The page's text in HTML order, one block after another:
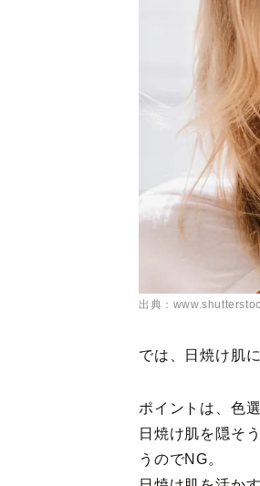
出典：
では、日焼け肌
ポイントは、色
日焼け肌を隠そ
うのでNG。